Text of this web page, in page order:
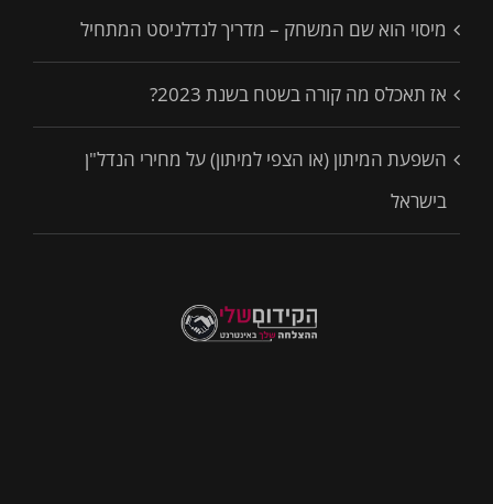
מיסוי הוא שם המשחק – מדריך לנדלניסט המתחיל
אז תאכלס מה קורה בשטח בשנת 2023?
השפעת המיתון (או הצפי למיתון) על מחירי הנדל"ן
בישראל